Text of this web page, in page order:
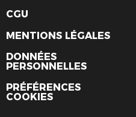
CGU
MENTIONS LÉGALES
DONNÉES
PERSONNELLES
PRÉFÉRENCES
COOKIES